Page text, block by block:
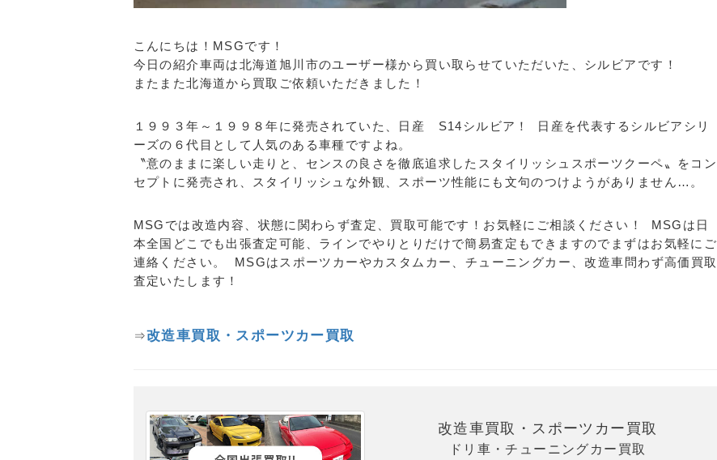
こんにちは！MSGです！
今日の紹介車両は北海道旭川市のユーザー様から買い取らせていただいた、シルビアです！
またまた北海道から買取ご依頼いただきました！
１９９３年～１９９８年に発売されていた、日産 S14シルビア！ 日産を代表するシルビアシリ
ーズの６代目として人気のある車種ですよね。
〝意のままに楽しい走りと、センスの良さを徹底追求したスタイリッシュスポーツクーペ〟をコン
セプトに発売され、スタイリッシュな外観、スポーツ性能にも文句のつけようがありません…。
MSGでは改造内容、状態に関わらず査定、買取可能です！お気軽にご相談ください！ MSGは日
本全国どこでも出張査定可能、ラインでやりとりだけで簡易査定もできますのでまずはお気軽にご
連絡ください。 MSGはスポーツカーやカスタムカー、チューニングカー、改造車問わず高価買取
査定いたします！
⇒改造車買取・スポーツカー買取
改造車買取・スポーツカー買取
ドリ車・チューニングカー買取